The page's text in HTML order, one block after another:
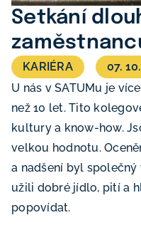
Setkání
KARIÉRA
07.
U nás v SATUMu je
než 10 let. Tito
kultury a know-how.
velkou hodnotu.
a nadšení byl
užili dobré jídlo, pití a
popovídat.